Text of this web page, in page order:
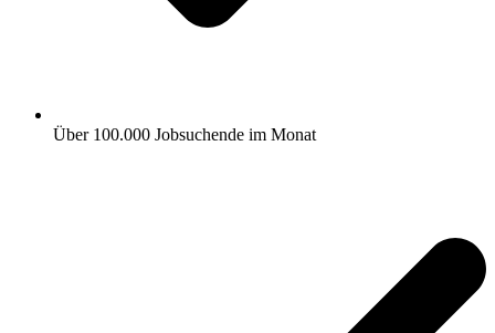
Über 100.000 Jobsuchende im Monat